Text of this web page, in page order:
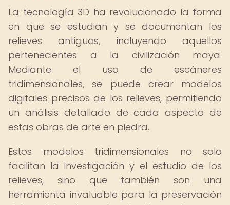
La tecnología 3D ha revolucionado la forma
en que se estudian y se documentan los
relieves antiguos, incluyendo aquellos
pertenecientes a la civilización maya.
Mediante el uso de escáneres
tridimensionales, se puede crear modelos
digitales precisos de los relieves, permitiendo
un análisis detallado de cada aspecto de
estas obras de arte en piedra.
Estos modelos tridimensionales no solo
facilitan la investigación y el estudio de los
relieves, sino que también son una
herramienta invaluable para la preservación